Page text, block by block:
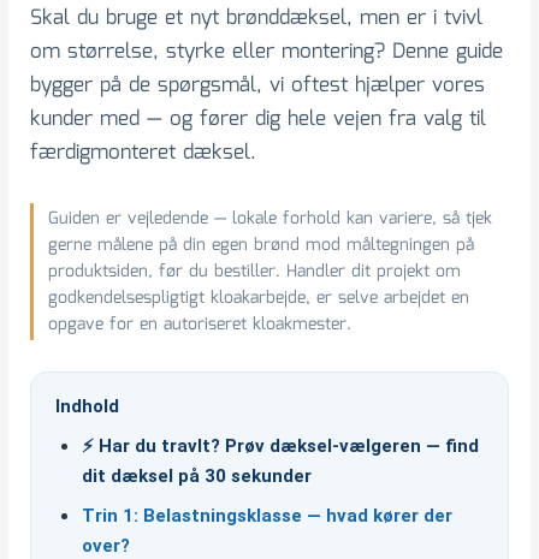
Skal du bruge et nyt brønddæksel, men er i tvivl
om størrelse, styrke eller montering? Denne guide
bygger på de spørgsmål, vi oftest hjælper vores
kunder med — og fører dig hele vejen fra valg til
færdigmonteret dæksel.
Guiden er vejledende — lokale forhold kan variere, så tjek
gerne målene på din egen brønd mod måltegningen på
produktsiden, før du bestiller. Handler dit projekt om
godkendelsespligtigt kloakarbejde, er selve arbejdet en
opgave for en autoriseret kloakmester.
Indhold
⚡ Har du travlt? Prøv dæksel-vælgeren — find
dit dæksel på 30 sekunder
Trin 1: Belastningsklasse — hvad kører der
over?